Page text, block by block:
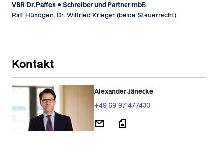
VBR Dr. Paffen • Schreiber und Partner mbB
Ralf Hündgen, Dr. Wilfried Krieger (beide Steuerrecht)
Kontakt
Alexander Jänecke
+49 69 971477430